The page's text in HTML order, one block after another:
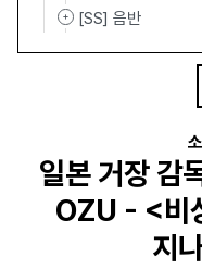
[SS] 음반
일본 거장 감
OZU - <비
지